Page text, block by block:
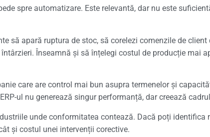
spre automatizare. Este relevantă, dar nu este
să apară ruptura de stoc, să corelezi comenzile de
Înseamnă și să înțelegi costul de producție mai
care are control mai bun asupra termenelor și
ul nu generează singur performanță, dar creează
unde conformitatea contează. Dacă poți
și costul unei intervenții corective.